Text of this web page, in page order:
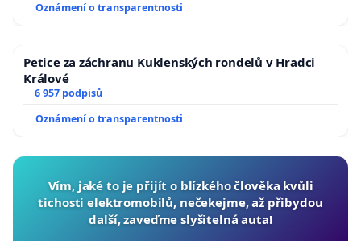
Oznámení o transparentnosti
Petice za záchranu Kuklenských rondelů v Hradci
Králové
6 957 podpisů
Oznámení o transparentnosti
Vím, jaké to je přijít o blízkého člověka kvůli
tichosti elektromobilů, nečekejme, až přibydou
další, zaveďme slyšitelná auta!